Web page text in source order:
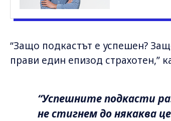
“Защо подкастът е успешен?
прави един епизод страхотен,”
“Успешните подкасти
не стигнем до някаква